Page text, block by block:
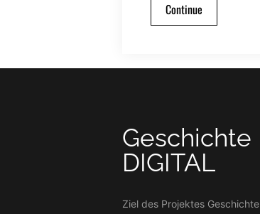
Continue
Geschichte
DIGITAL
Ziel des Projektes Geschichte